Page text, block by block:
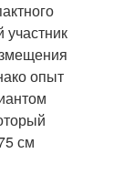
опыт
см